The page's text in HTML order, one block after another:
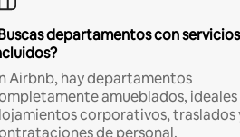
departamentos con servicios
Airbnb, hay departamentos
amueblados, ideales
corporativos, traslados
de personal.